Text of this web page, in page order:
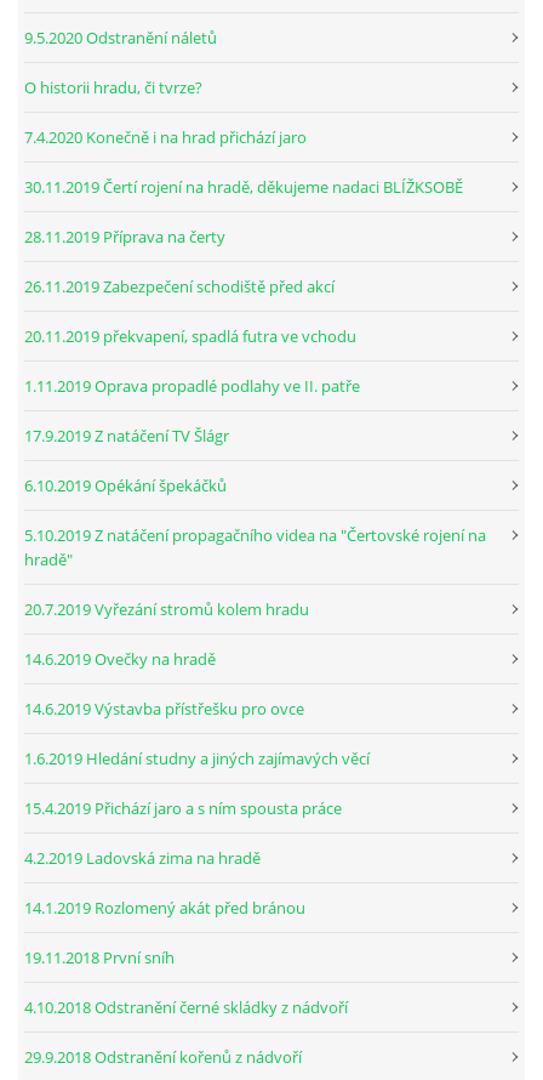
9.5.2020 Odstranění náletů
O historii hradu, či tvrze?
7.4.2020 Konečně i na hrad přichází jaro
30.11.2019 Čertí rojení na hradě, děkujeme nadaci BLÍŽKSOBĚ
28.11.2019 Příprava na čerty
26.11.2019 Zabezpečení schodiště před akcí
20.11.2019 překvapení, spadlá futra ve vchodu
1.11.2019 Oprava propadlé podlahy ve II. patře
17.9.2019 Z natáčení TV Šlágr
6.10.2019 Opékání špekáčků
5.10.2019 Z natáčení propagačního videa na "Čertovské rojení na
hradě"
20.7.2019 Vyřezání stromů kolem hradu
14.6.2019 Ovečky na hradě
14.6.2019 Výstavba přístřešku pro ovce
1.6.2019 Hledání studny a jiných zajímavých věcí
15.4.2019 Přichází jaro a s ním spousta práce
4.2.2019 Ladovská zima na hradě
14.1.2019 Rozlomený akát před bránou
19.11.2018 První sníh
4.10.2018 Odstranění černé skládky z nádvoří
29.9.2018 Odstranění kořenů z nádvoří